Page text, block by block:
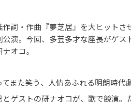
作詞・作曲『夢芝居』を大ヒット
演。今回、多芸多才な座長がゲ
オコ。
また笑う、人情あふれる明朗時代
ゲストの研ナオコが、歌で競演